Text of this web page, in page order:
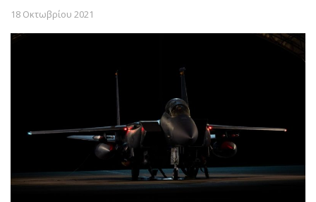
18 Οκτωβρίου 2021